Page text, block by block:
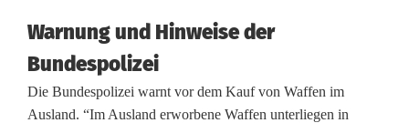
B
u
n
Warnung und Hinweise der
Bundespolizei
Die Bundespolizei warnt vor dem Kauf von Waffen im
Ausland. “Im Ausland erworbene Waffen unterliegen in